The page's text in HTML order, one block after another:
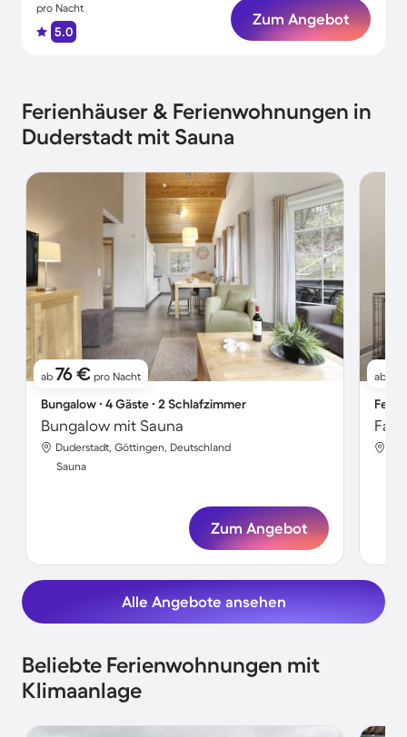
pro Nacht
5.0
Zum Angebot
Ferienhäuser & Ferienwohnungen in
Duderstadt mit Sauna
ab 76 € pro Nacht
Bungalow ∙ 4 Gäste ∙ 2 Schlafzimmer
Bungalow mit Sauna
Duderstadt, Göttingen, Deutschland
Sauna
Zum Angebot
ab
Alle Angebote ansehen
Beliebte Ferienwohnungen mit
Klimaanlage